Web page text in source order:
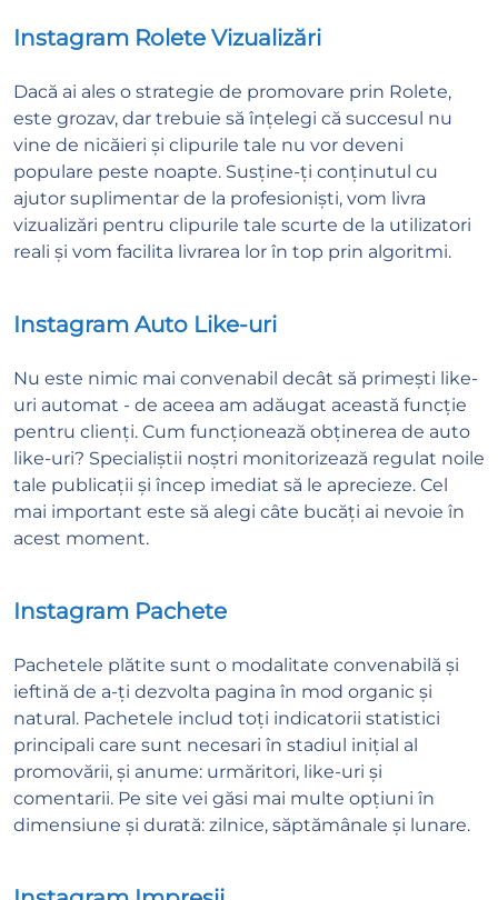
Instagram Rolete Vizualizări
Dacă ai ales o strategie de promovare prin Rolete,
este grozav, dar trebuie să înțelegi că succesul nu
vine de nicăieri și clipurile tale nu vor deveni
populare peste noapte. Susține-ți conținutul cu
ajutor suplimentar de la profesioniști, vom livra
vizualizări pentru clipurile tale scurte de la utilizatori
reali și vom facilita livrarea lor în top prin algoritmi.
Instagram Auto Like-uri
Nu este nimic mai convenabil decât să primești like-
uri automat - de aceea am adăugat această funcție
pentru clienți. Cum funcționează obținerea de auto
like-uri? Specialiștii noștri monitorizează regulat noile
tale publicații și încep imediat să le aprecieze. Cel
mai important este să alegi câte bucăți ai nevoie în
acest moment.
Instagram Pachete
Pachetele plătite sunt o modalitate convenabilă și
ieftină de a-ți dezvolta pagina în mod organic și
natural. Pachetele includ toți indicatorii statistici
principali care sunt necesari în stadiul inițial al
promovării, și anume: urmăritori, like-uri și
comentarii. Pe site vei găsi mai multe opțiuni în
dimensiune și durată: zilnice, săptămânale și lunare.